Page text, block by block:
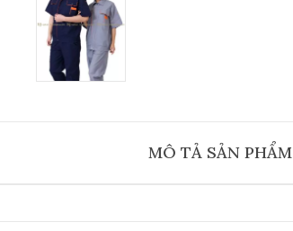
MÔ TẢ SẢN PHẨM